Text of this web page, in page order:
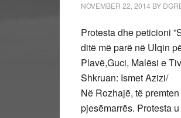
NOVEMBER 22, 2014 BY
Protesta dhe peticioni
ditë më parë në Ulqin
Plavë,Guci, Malësi e
Shkruan: Ismet Azizi/
Në Rozhajë, të
pjesëmarrës. Protesta